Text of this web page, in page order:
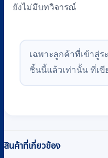
ยังไม่มีบทวิจารณ์
เฉพาะลูกค้าที่เข้าสู่
ชิ้นนี้แล้วเท่านั้น ที่เ
สินค้าที่เกี่ยวข้อง